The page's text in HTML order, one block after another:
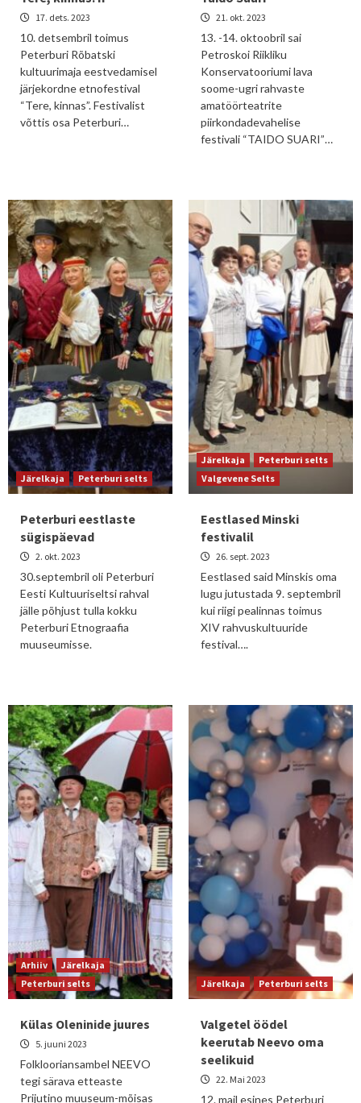
17. dets. 2023
10. detsembril toimus
Peterburi Rõbatski
kultuurimaja eestvedamisel
järjekordne etnofestival
“Tere, kinnas”. Festivalist
võttis osa Peterburi…
21. okt. 2023
13. -14. oktoobril sai
Petroskoi Riikliku
Konservatooriumi lava
soome-ugri rahvaste
amatöörteatrite
piirkondadevahelise
festivali “TAIDO SUARI”…
Järelkaja Peterburi selts
Peterburi eestlaste
sügispäevad
2. okt. 2023
30.septembril oli Peterburi
Eesti Kultuuriseltsi rahval
jälle põhjust tulla kokku
Peterburi Etnograafia
muuseumisse.
Järelkaja
Peterburi selts
Valgevene Selts
Eestlased Minski
festivalil
26. sept. 2023
Eestlased said Minskis oma
lugu jutustada 9. septembril
kui riigi pealinnas toimus
XIV rahvuskultuuride
festival….
Arhiiv
Järelkaja
Peterburi selts
Külas Oleninide juures
5. juuni 2023
Folklooriansambel NEEVO
tegi särava etteaste
Prijutino muuseum-mõisas
Järelkaja Peterburi selts
Valgetel öödel
keerutab Neevo oma
seelikuid
22. Mai 2023
12. mail esines Peterburi